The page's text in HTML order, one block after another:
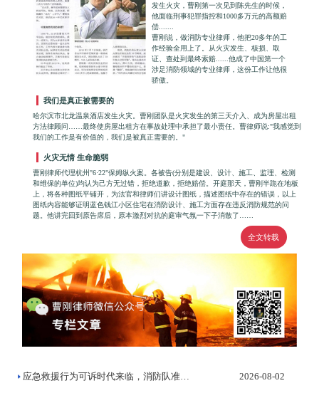
发生火灾，曹刚第一次见到陈先生的时候，
他面临刑事犯罪指控和1000多万元的高额赔
偿.......
曹刚说，做消防专业律师，他把20多年的工
作经验全用上了。从火灾发生、核损、取
证、查处到最终索赔......他成了中国第一个
涉足消防领域的专业律师，这份工作让他很
骄傲。
我们是真正被需要的
哈尔滨市北龙温泉酒店发生火灾。曹刚团队是火灾发生的第三天介入、成为房屋出租
方法律顾问……最终使房屋出租方在事故处理中承担了最小责任。曹律师说:"我感觉到
我们的工作是有价值的，我们是被真正需要的。"
火灾无情 生命脆弱
曹刚律师代理杭州"6·22"保姆纵火案。各被告(分别是建设、设计、施工、监理、检测
和维保的单位)均认为己方无过错，拒绝道歉，拒绝赔偿。开庭那天，曹刚半跪在地板
上，将各种图纸平铺开，为法官和律师们讲设计图纸，描述图纸中存在的错误，以上
图纸内容能够证明蓝色钱江小区住宅在消防设计、施工方面存在违反消防规范的问
题。他讲完回到原告席后，原本激烈对抗的庭审气氛一下子消散了……
全文转载
应急救援行为可诉时代来临，消防队准备好了吗？ 2026-08-02